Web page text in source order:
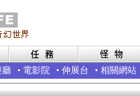
廳 • 電影院 • 伸展台 • 相關網站